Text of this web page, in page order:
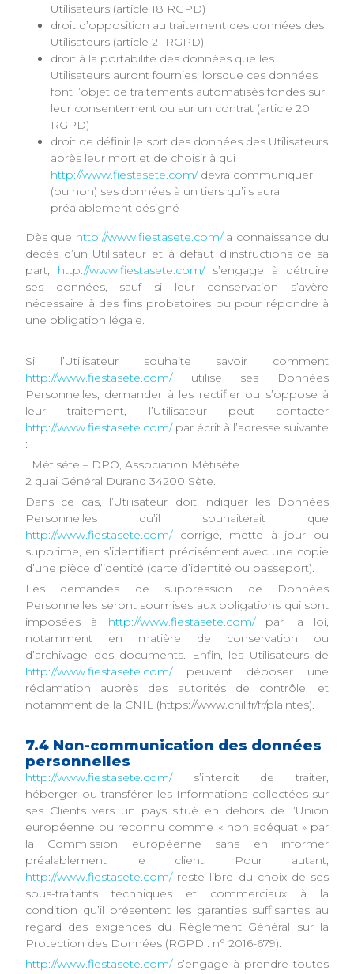
Utilisateurs (article 18 RGPD)
droit d’opposition au traitement des données des
Utilisateurs (article 21 RGPD)
droit à la portabilité des données que les
Utilisateurs auront fournies, lorsque ces données
font l’objet de traitements automatisés fondés sur
leur consentement ou sur un contrat (article 20
RGPD)
droit de définir le sort des données des Utilisateurs
après leur mort et de choisir à qui
http://www.fiestasete.com/devra communiquer
(ou non) ses données à un tiers qu’ils aura
préalablement désigné
Dès que http://www.fiestasete.com/a connaissance du
décès d’un Utilisateur et à défaut d’instructions de sa
part, http://www.fiestasete.com/s’engage à détruire
ses données, sauf si leur conservation s’avère
nécessaire à des fins probatoires ou pour répondre à
une obligation légale.
Si l’Utilisateur souhaite savoir comment
http://www.fiestasete.com/utilise ses Données
Personnelles, demander à les rectifier ou s’oppose à
leur traitement, l’Utilisateur peut contacter
http://www.fiestasete.com/par écrit à l’adresse suivante
:
Métisète – DPO, Association Métisète
2 quai Général Durand 34200 Sète.
Dans ce cas, l’Utilisateur doit indiquer les Données
Personnelles qu’il souhaiterait que
http://www.fiestasete.com/corrige, mette à jour ou
supprime, en s’identifiant précisément avec une copie
d’une pièce d’identité (carte d’identité ou passeport).
Les demandes de suppression de Données
Personnelles seront soumises aux obligations qui sont
imposées à http://www.fiestasete.com/par la loi,
notamment en matière de conservation ou
d’archivage des documents. Enfin, les Utilisateurs de
http://www.fiestasete.com/peuvent déposer une
réclamation auprès des autorités de contrôle, et
notamment de la CNIL (https://www.cnil.fr/fr/plaintes).
7.4 Non-communication des données
personnelles
http://www.fiestasete.com/s’interdit de traiter,
héberger ou transférer les Informations collectées sur
ses Clients vers un pays situé en dehors de l’Union
européenne ou reconnu comme « non adéquat » par
la Commission européenne sans en informer
préalablement le client. Pour autant,
http://www.fiestasete.com/reste libre du choix de ses
sous-traitants techniques et commerciaux à la
condition qu’il présentent les garanties suffisantes au
regard des exigences du Règlement Général sur la
Protection des Données (RGPD : n° 2016-679).
http://www.fiestasete.com/s’engage à prendre toutes